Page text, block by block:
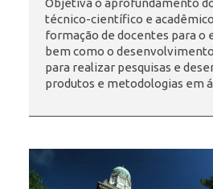
INSCRIÇÃO E SELEÇÃO
CONTATO
Objetiva o aprofundamento
técnico-científico e
formação de docentes para o
bem como o
para realizar pesquisas e
produtos e metodologias em